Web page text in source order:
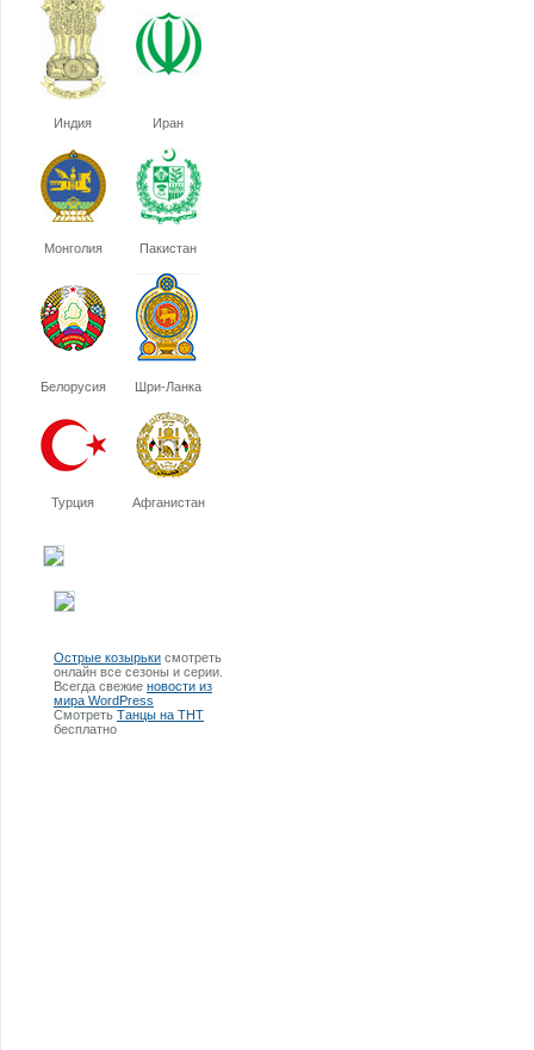
Индия Иран
Монголия Пакистан
Белорусия Шри-Ланка
Турция Афганистан
Острые козырьки смотреть
онлайн все сезоны и серии.
Всегда свежие новости из
мира WordPress
Смотреть Танцы на ТНТ
бесплатно